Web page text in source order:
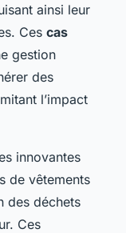
ainsi leur
Ces cas
gestion
des
l’impact
innovantes
de vêtements
des déchets
Ces